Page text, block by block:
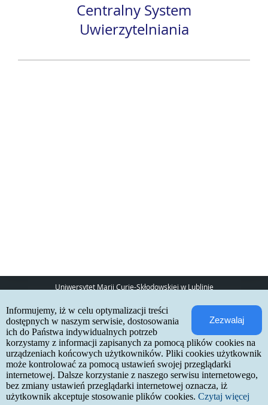
Centralny System
Uwierzytelniania
Uniwersytet Marii Curie-Skłodowskiej w Lublinie
20-031 Lublin
www:http://umcs.pl
Internetowa Rekrutacja Kandydatów
IRK 1.21.3 (6bf78478) :: 2026-06-17
mapa strony
deklaracja dostępności
kontakt
Zezwalaj
Informujemy, iż w celu optymalizacji treści
dostępnych w naszym serwisie, dostosowania
ich do Państwa indywidualnych potrzeb
korzystamy z informacji zapisanych za pomocą plików cookies na
urządzeniach końcowych użytkowników. Pliki cookies użytkownik
może kontrolować za pomocą ustawień swojej przeglądarki
internetowej. Dalsze korzystanie z naszego serwisu internetowego,
bez zmiany ustawień przeglądarki internetowej oznacza, iż
użytkownik akceptuje stosowanie plików cookies. Czytaj więcej